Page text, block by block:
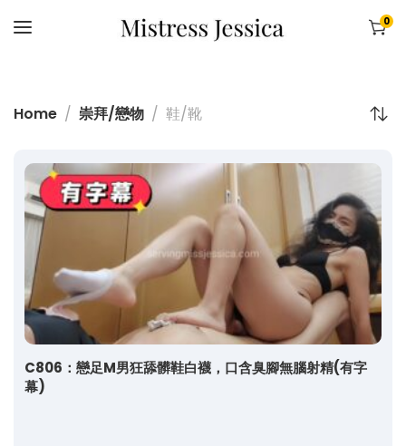
0
Home 崇拜/戀物 鞋/靴
C806：戀足M男狂舔髒鞋白襪，口含臭腳無腦射精(有字
幕)